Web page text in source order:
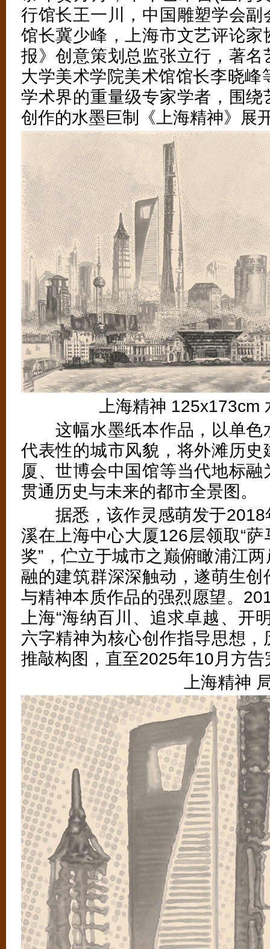
行馆长王一川，中国雕塑学会
馆长冀少峰，上海市文艺评论
报》创意策划总监张立行，著
大学美术学院美术馆馆长李晓峰
学术界的重量级专家学者，围
创作的水墨巨制《上海精神》展
上海精神 125x173cm
这幅水墨纸本作品，以单色
代表性的城市风貌，将外滩历
厦、世博会中国馆等当代地标
贯通历史与未来的都市全景图。
据悉，该作灵感萌发于2018
溪在上海中心大厦126层领取“
奖”，伫立于城市之巅俯瞰浦江
融的建筑群深深触动，遂萌生
与精神本质作品的强烈愿望。
上海“海纳百川、追求卓越、开
六字精神为核心创作指导思想
推敲构图，直至2025年10月方告
上海精神